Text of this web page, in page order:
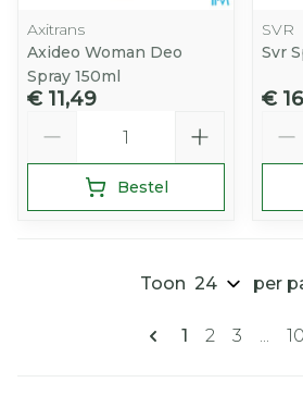
Axitrans
Axideo Woman Deo
Spray 150ml
€ 11,49
Bestel
SVR
Svr
€
U lees
1 Pagina
2 Pagina
3 ... 10
Toon per